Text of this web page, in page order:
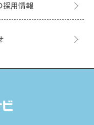
採用情報